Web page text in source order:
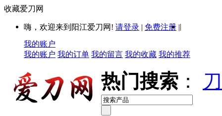
收藏爱刀网
嗨，欢迎来到阳江爱刀网! 请登录 | 免费注册 ||
我的账户
我的账户 我的订单 我的留言 我的收藏 我的推荐
热门搜索 ：